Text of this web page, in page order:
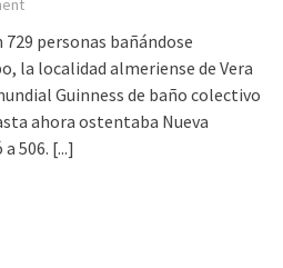
personas bañándose
la localidad almeriense de Vera
Guinness de baño colectivo
ahora ostentaba Nueva
506. [...]